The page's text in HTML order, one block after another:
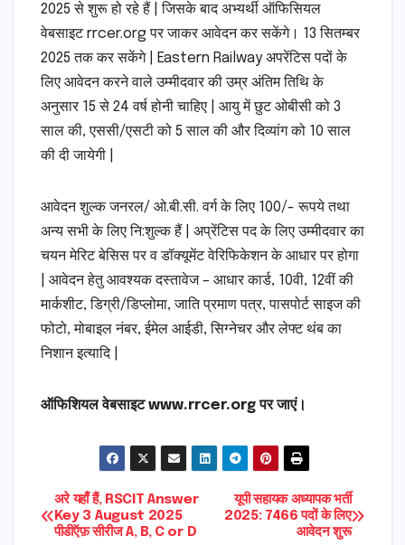
2025 से शुरू हो रहे हैं | जिसके बाद अभ्यर्थी ऑफिसियल
वेबसाइट rrcer.org पर जाकर आवेदन कर सकेंगे। 13 सितम्बर
2025 तक कर सकेंगे | Eastern Railway अपरेंटिस पदों के
लिए आवेदन करने वाले उम्मीदवार की उम्र अंतिम तिथि के
अनुसार 15 से 24 वर्ष होनी चाहिए | आयु में छुट ओबीसी को 3
साल की, एससी/एसटी को 5 साल की और दिव्यांग को 10 साल
की दी जायेगी |
आवेदन शुल्क जनरल/ ओ.बी.सी. वर्ग के लिए 100/- रूपये तथा
अन्य सभी के लिए नि:शुल्क हैं | अप्रेंटिस पद के लिए उम्मीदवार का
चयन मेरिट बेसिस पर व डॉक्यूमेंट वेरिफिकेशन के आधार पर होगा
| आवेदन हेतु आवश्यक दस्तावेज – आधार कार्ड, 10वी, 12वीं की
मार्कशीट, डिग्री/डिप्लोमा, जाति प्रमाण पत्र, पासपोर्ट साइज की
फोटो, मोबाइल नंबर, ईमेल आईडी, सिग्नेचर और लेफ्ट थंब का
निशान इत्यादि |
ऑफिशियल वेबसाइट www.rrcer.org पर जाएं।
Post
यूपी सहायक अध्यापक भर्ती
2025: 7466 पदों के लिए
आवेदन शुरू
अरे यहाँ हैं, RSCIT Answer
Key 3 August 2025
पीडीऍफ़ सीरीज A, B, C or D